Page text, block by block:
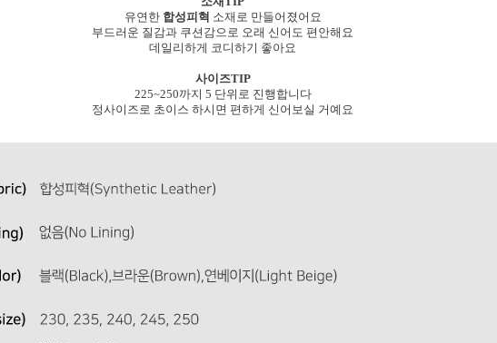
유연한 합성피혁 소재로 만들어졌어요
부드러운 질감과 쿠션감으로 오래 신어도 편안해요
데일리하게 코디하기 좋아요
사이즈TIP
225~250까지 5 단위로 진행합니다
정사이즈로 초이스 하시면 편하게 신어보실 거예요